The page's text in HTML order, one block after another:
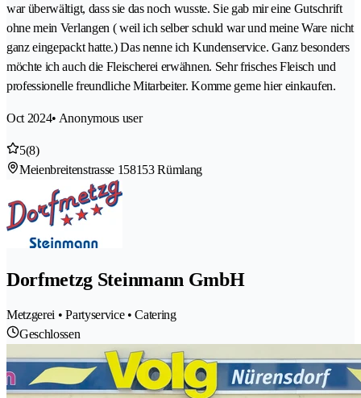
war überwältigt, dass sie das noch wusste. Sie gab mir eine Gutschrift
ohne mein Verlangen ( weil ich selber schuld war und meine Ware nicht
ganz eingepackt hatte.) Das nenne ich Kundenservice. Ganz besonders
möchte ich auch die Fleischerei erwähnen. Sehr frisches Fleisch und
professionelle freundliche Mitarbeiter. Komme gerne hier einkaufen.
Oct 2024• Anonymous user
5(8)
Meienbreitenstrasse 158153 Rümlang
Dorfmetzg Steinmann GmbH
Metzgerei • Partyservice • Catering
Geschlossen